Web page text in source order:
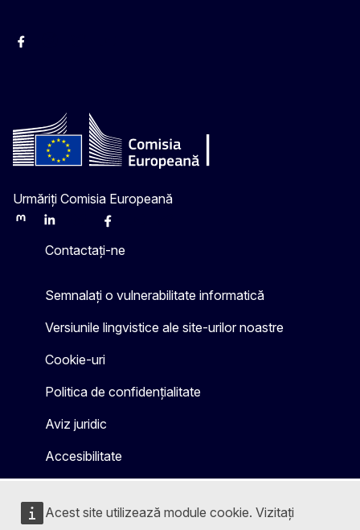
Acest site utilizează module cookie. Vizitați
Facebook
Urmăriți Comisia Europeană
MastodonLinkedInBlueskyFacebook
Contactați-ne
Semnalați o vulnerabilitate informatică
Versiunile lingvistice ale site-urilor noastre
Cookie-uri
Politica de confidențialitate
Aviz juridic
Accesibilitate